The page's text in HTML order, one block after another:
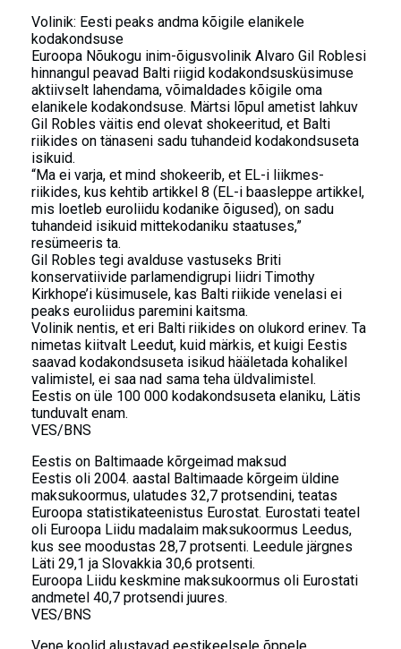
Volinik: Eesti peaks andma kõigile elanikele
kodakondsuse
Euroopa Nõukogu inim-õigusvolinik Alvaro Gil Roblesi
hinnangul peavad Balti riigid kodakondsusküsimuse
aktiivselt lahendama, võimaldades kõigile oma
elanikele kodakondsuse. Märtsi lõpul ametist lahkuv
Gil Robles väitis end olevat shokeeritud, et Balti
riikides on tänaseni sadu tuhandeid kodakondsuseta
isikuid.
“Ma ei varja, et mind shokeerib, et EL-i liikmes-
riikides, kus kehtib artikkel 8 (EL-i baasleppe artikkel,
mis loetleb euroliidu kodanike õigused), on sadu
tuhandeid isikuid mittekodaniku staatuses,”
resümeeris ta.
Gil Robles tegi avalduse vastuseks Briti
konservatiivide parlamendigrupi liidri Timothy
Kirkhope’i küsimusele, kas Balti riikide venelasi ei
peaks euroliidus paremini kaitsma.
Volinik nentis, et eri Balti riikides on olukord erinev. Ta
nimetas kiitvalt Leedut, kuid märkis, et kuigi Eestis
saavad kodakondsuseta isikud hääletada kohalikel
valimistel, ei saa nad sama teha üldvalimistel.
Eestis on üle 100 000 kodakondsuseta elaniku, Lätis
tunduvalt enam.
VES/BNS
Eestis on Baltimaade kõrgeimad maksud
Eestis oli 2004. aastal Baltimaade kõrgeim üldine
maksukoormus, ulatudes 32,7 protsendini, teatas
Euroopa statistikateenistus Eurostat. Eurostati teatel
oli Euroopa Liidu madalaim maksukoormus Leedus,
kus see moodustas 28,7 protsenti. Leedule järgnes
Läti 29,1 ja Slovakkia 30,6 protsenti.
Euroopa Liidu keskmine maksukoormus oli Eurostati
andmetel 40,7 protsendi juures.
VES/BNS